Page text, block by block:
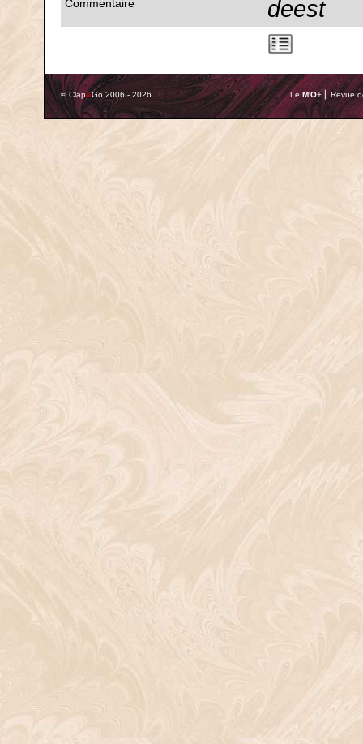
Commentaire deest
© Clap&Go 2006 - 2026 Le M'O+ ⎢ Revue